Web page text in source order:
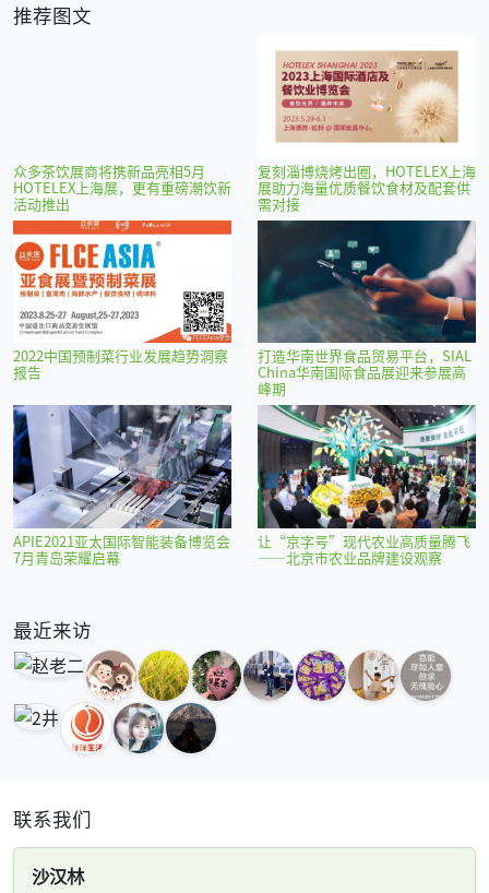
推荐图文
众多茶饮展商将携新品亮相5月
HOTELEX上海展，更有重磅潮饮新
活动推出
复刻淄博烧烤出圈，HOTELEX上海
展助力海量优质餐饮食材及配套供
需对接
2022中国预制菜行业发展趋势洞察
报告
打造华南世界食品贸易平台，SIAL
China华南国际食品展迎来参展高
峰期
APIE2021亚太国际智能装备博览会
7月青岛荣耀启幕
让“京字号”现代农业高质量腾飞
——北京市农业品牌建设观察
最近来访
联系我们
沙汉林